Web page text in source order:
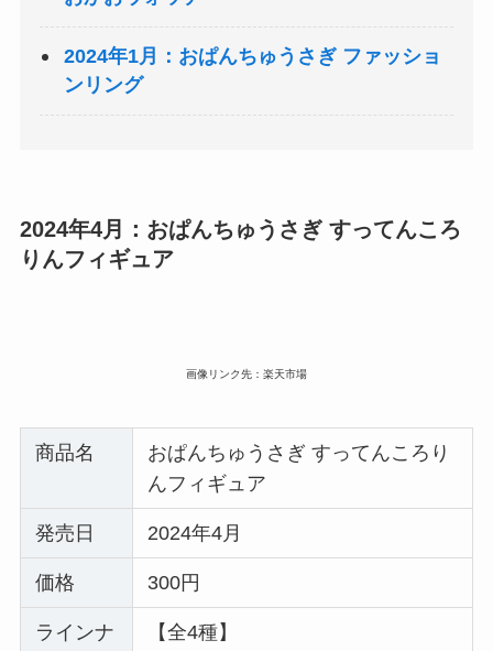
2024年1月：おぱんちゅうさぎ ファッショ
ンリング
2024年4月：おぱんちゅうさぎ すってんころ
りんフィギュア
画像リンク先：楽天市場
商品名
おぱんちゅうさぎ すってんころり
んフィギュア
発売日 2024年4月
価格 300円
ラインナ
【全4種】